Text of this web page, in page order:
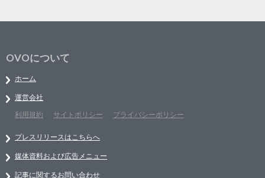
OVOについて
ホーム
運営会社
利用規約
サイトポリシー プライバシーポリシー
プレスリリースはこちらへ
媒体資料および広告メニュー
記事に関するお問い合わせ